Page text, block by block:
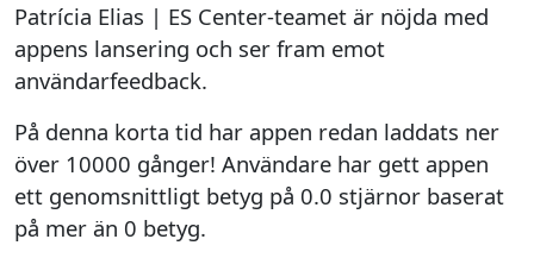
Patrícia Elias | ES Center-teamet är nöjda med
appens lansering och ser fram emot
användarfeedback.
På denna korta tid har appen redan laddats ner
över 10000 gånger! Användare har gett appen
ett genomsnittligt betyg på 0.0 stjärnor baserat
på mer än 0 betyg.